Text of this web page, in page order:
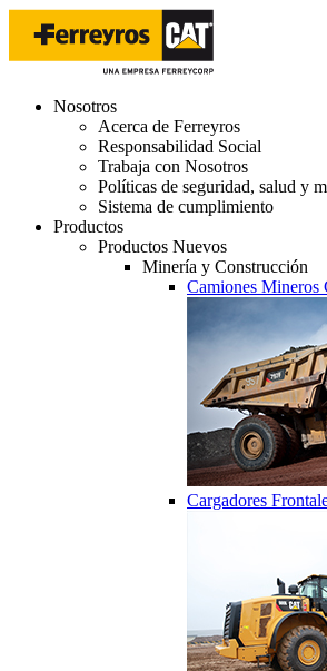
Nosotros
Acerca de Ferreyros
Responsabilidad Social
Trabaja con Nosotros
Políticas de seguridad, salud y
Sistema de cumplimiento
Productos
Productos Nuevos
Minería y Construcción
Camiones Mineros
Cargadores